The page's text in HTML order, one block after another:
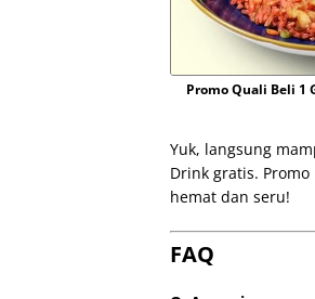
Promo Quali Beli 1
Yuk, langsung
Drink gratis.
hemat dan seru!
FAQ